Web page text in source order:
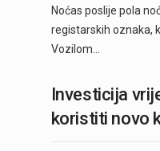
Noćas poslije pola
registarskih oznaka,
Vozilom…
Investicija
koristiti novo